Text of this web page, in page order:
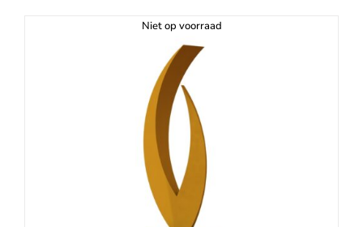
Niet op voorraad